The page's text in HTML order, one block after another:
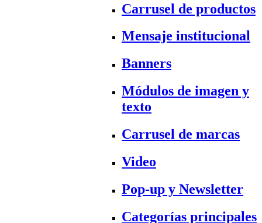
Carrusel de productos
Mensaje institucional
Banners
Módulos de imagen y
texto
Carrusel de marcas
Video
Pop-up y Newsletter
Categorías principales